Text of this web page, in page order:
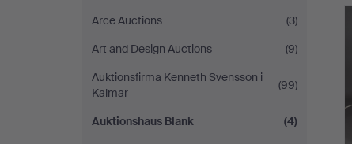
Arce Auctions
(3)
Art and Design Auctions
(9)
Auktionsfirma Kenneth Svensson i
Kalmar
(99)
Auktionshaus Blank
(4)